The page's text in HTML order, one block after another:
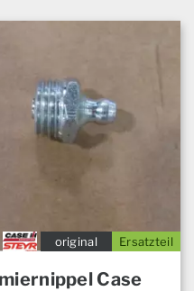
Ersatzteil
original
Case